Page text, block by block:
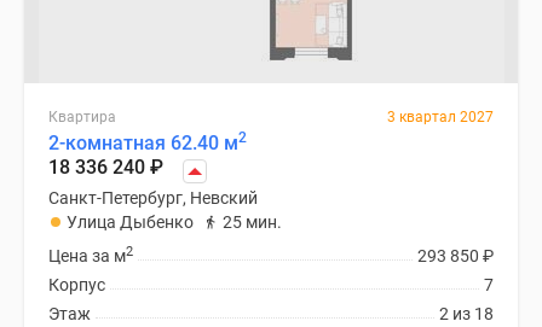
Квартира 3 квартал 2027
2-комнатная 62.40 м2
18 336 240 ₽
Санкт-Петербург, Невский
Улица Дыбенко
25 мин.
293 850 ₽
Цена за м2
7
Корпус
2 из 18
Этаж